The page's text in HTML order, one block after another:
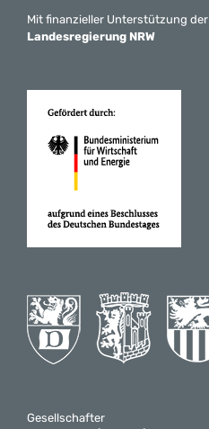
Mit finanzieller Unterstützung der
Landesregierung NRW
Gesellschafter